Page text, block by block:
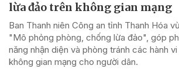
lừa đảo trên không gian mạng
Ban Thanh niên Công an tỉnh Thanh Hóa
"Mô phỏng phòng, chống lừa đảo", góp
năng nhận diện và phòng tránh các hành
không gian mạng cho người dân.